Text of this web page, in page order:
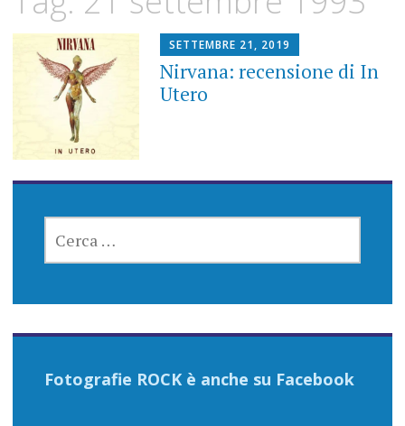
content
SETTEMBRE 21, 2019
Nirvana: recensione di In
Utero
PER:
Fotografie ROCK è anche su Facebook